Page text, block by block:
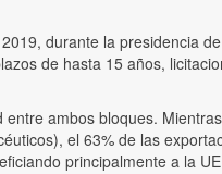
durante la presidencia
de hasta 15 años,
ambos bloques.
el 63% de las
principalmente a la